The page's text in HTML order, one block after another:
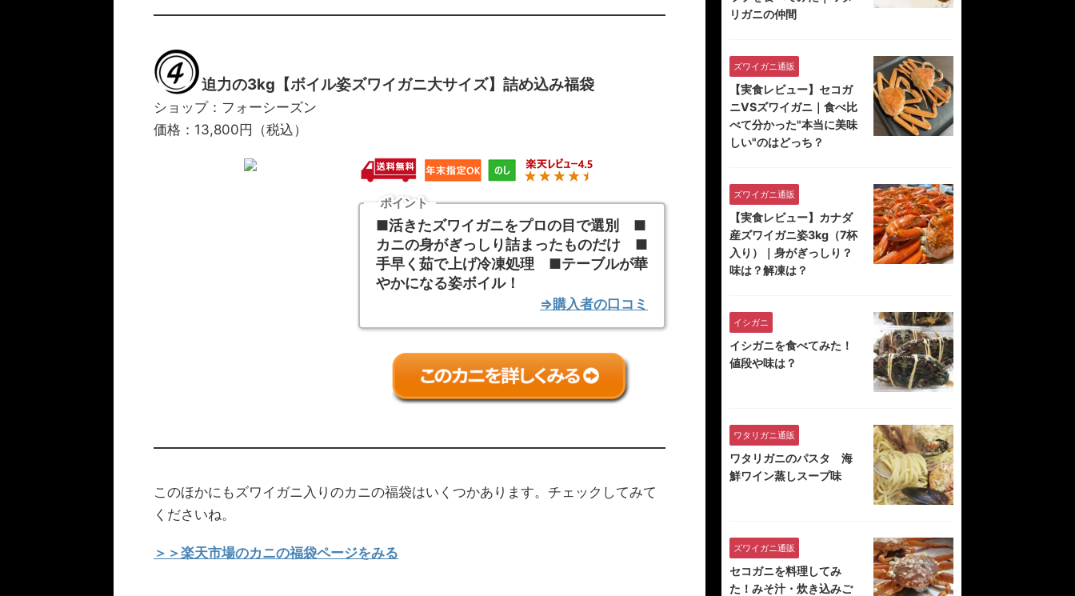
迫力の3kg【ボイル姿ズワイガニ大サイズ】詰め込み福袋
ショップ：フォーシーズン
価格：13,800円（税込）
ポイント
■活きたズワイガニをプロの目で選別 ■
カニの身がぎっしり詰まったものだけ ■
手早く茹で上げ冷凍処理 ■テーブルが華
やかになる姿ボイル！
⇒購入者の口コミ
このほかにもズワイガニ入りのカニの福袋はいくつかあります。チェックしてみて
くださいね。
＞＞楽天市場のカニの福袋ページをみる
リガニの仲間
ズワイガニ通販
【実食レビュー】セコガ
ニVSズワイガニ｜食べ比
べて分かった"本当に美味
しい"のはどっち？
ズワイガニ通販
【実食レビュー】カナダ
産ズワイガニ姿3kg（7杯
入り）｜身がぎっしり？
味は？解凍は？
イシガニ
イシガニを食べてみた！
値段や味は？
ワタリガニ通販
ワタリガニのパスタ 海
鮮ワイン蒸しスープ味
ズワイガニ通販
セコガニを料理してみ
た！みそ汁・炊き込みご